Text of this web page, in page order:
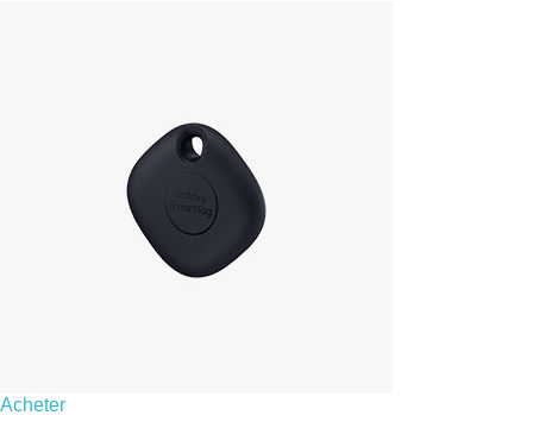
Acheter